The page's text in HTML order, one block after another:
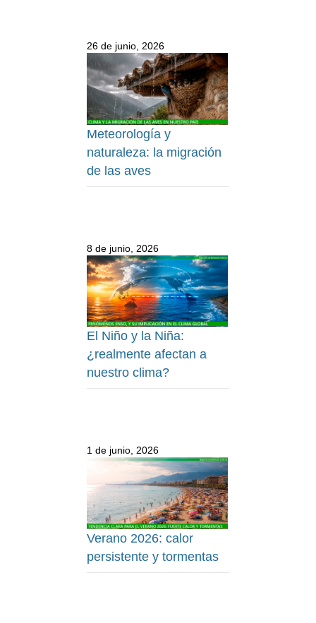
26 de junio, 2026
Meteorología y
naturaleza: la migración
de las aves
8 de junio, 2026
El Niño y la Niña:
¿realmente afectan a
nuestro clima?
1 de junio, 2026
Verano 2026: calor
persistente y tormentas